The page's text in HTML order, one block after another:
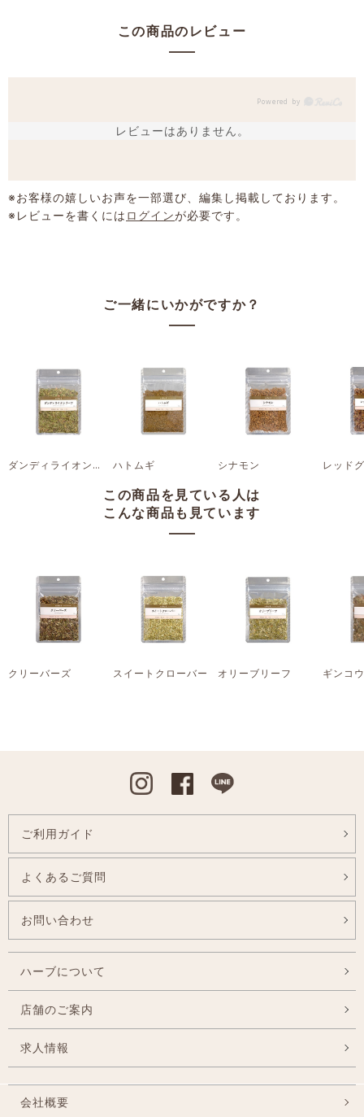
この商品のレビュー
レビューはありません。
※お客様の嬉しいお声を一部選び、編集し掲載しております。
※レビューを書くには ログインが必要です。
ご一緒にいかがですか？
ダンディライオンリーフ ハトムギ シナモン
この商品を見ている人は
こんな商品も見ています
クリーバーズ スイートクローバー オリーブリーフ ギンコ
Instagram
ご利用ガイド
よくあるご質問
お問い合わせ
ハーブについて
店舗のご案内
求人情報
会社概要